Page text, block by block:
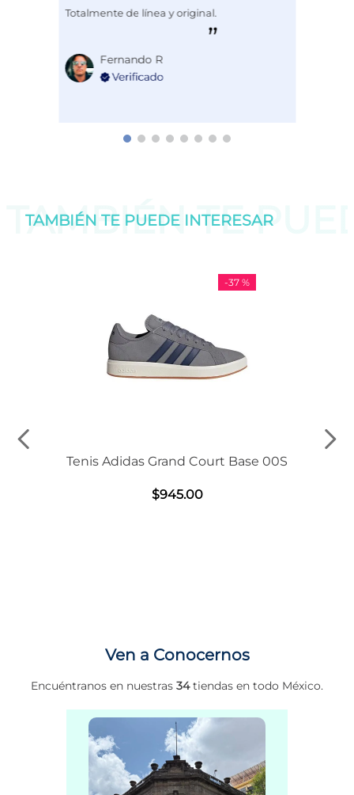
Totalmente de línea y original.
Fernando R
TAMBIÉN TE
TAMBIÉN TE PUEDE INTERESAR
-37 %
Tenis Adidas Grand Court Base 00S
$945.00
Ven a Conocernos
Encuéntranos en nuestras 34tiendas en todo México.